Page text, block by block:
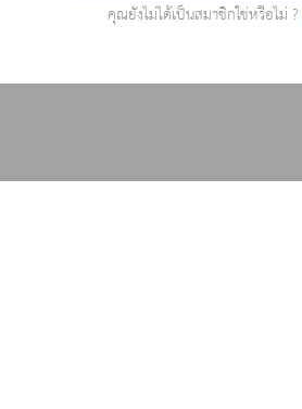
คุณยังไม่ได้เป็นสมาชิกใช่หรือไม่ ?